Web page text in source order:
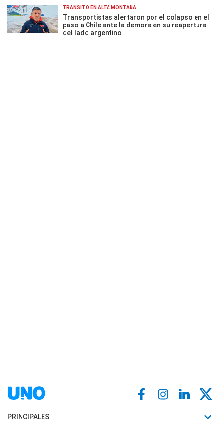
TRÁNSITO EN ALTA MONTAÑA
Transportistas alertaron por el colapso en el
paso a Chile ante la demora en su reapertura
del lado argentino
PRINCIPALES